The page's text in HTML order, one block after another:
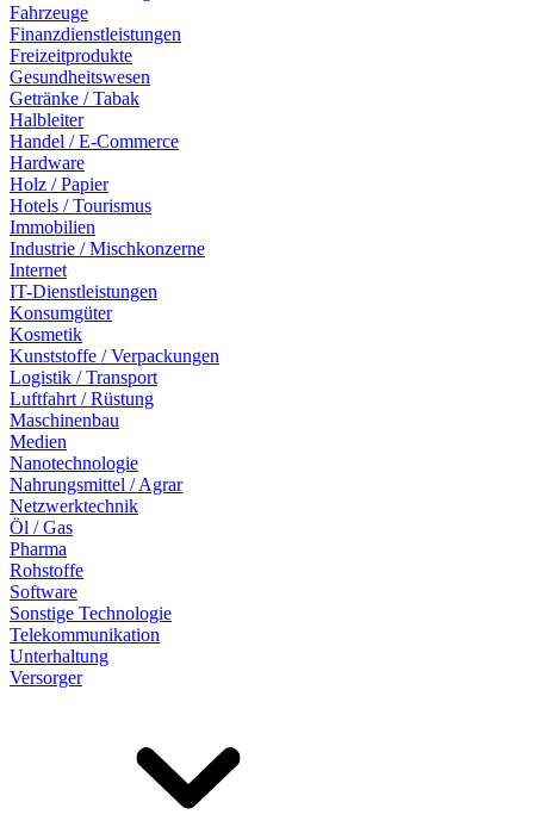
Fahrzeuge
Finanzdienstleistungen
Freizeitprodukte
Gesundheitswesen
Getränke / Tabak
Halbleiter
Handel / E-Commerce
Hardware
Holz / Papier
Hotels / Tourismus
Immobilien
Industrie / Mischkonzerne
Internet
IT-Dienstleistungen
Konsumgüter
Kosmetik
Kunststoffe / Verpackungen
Logistik / Transport
Luftfahrt / Rüstung
Maschinenbau
Medien
Nanotechnologie
Nahrungsmittel / Agrar
Netzwerktechnik
Öl / Gas
Pharma
Rohstoffe
Software
Sonstige Technologie
Telekommunikation
Unterhaltung
Versorger